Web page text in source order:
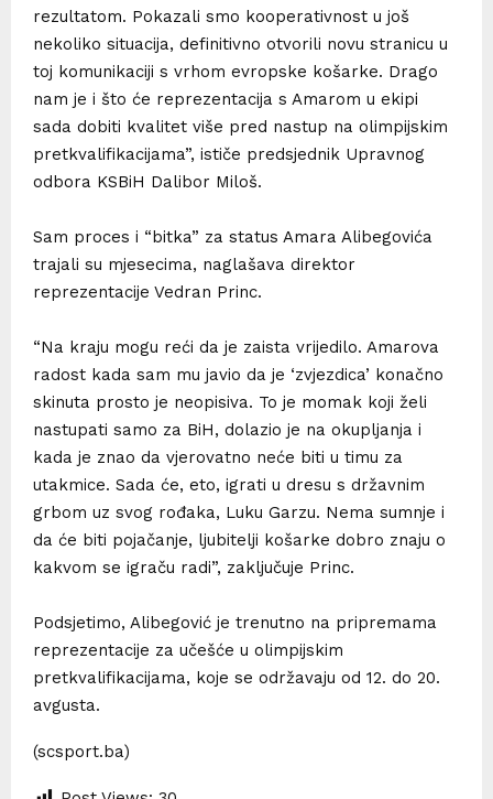
rezultatom. Pokazali smo kooperativnost u još
nekoliko situacija, definitivno otvorili novu stranicu u
toj komunikaciji s vrhom evropske košarke. Drago
nam je i što će reprezentacija s Amarom u ekipi
sada dobiti kvalitet više pred nastup na olimpijskim
pretkvalifikacijama”, ističe predsjednik Upravnog
odbora KSBiH Dalibor Miloš.
Sam proces i “bitka” za status Amara Alibegovića
trajali su mjesecima, naglašava direktor
reprezentacije Vedran Princ.
“Na kraju mogu reći da je zaista vrijedilo. Amarova
radost kada sam mu javio da je ‘zvjezdica’ konačno
skinuta prosto je neopisiva. To je momak koji želi
nastupati samo za BiH, dolazio je na okupljanja i
kada je znao da vjerovatno neće biti u timu za
utakmice. Sada će, eto, igrati u dresu s državnim
grbom uz svog rođaka, Luku Garzu. Nema sumnje i
da će biti pojačanje, ljubitelji košarke dobro znaju o
kakvom se igraču radi”, zaključuje Princ.
Podsjetimo, Alibegović je trenutno na pripremama
reprezentacije za učešće u olimpijskim
pretkvalifikacijama, koje se održavaju od 12. do 20.
avgusta.
(scsport.ba)